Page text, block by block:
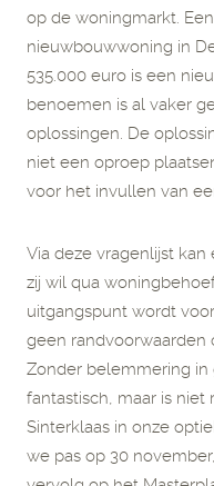
op de woningmarkt.
nieuwbouwwoning in
535.000 euro is een
benoemen is al vaker
oplossingen. De
niet een oproep
voor het invullen van
Via deze vragenlijst
zij wil qua
uitgangspunt wordt
geen randvoorwaarden
Zonder belemmering
fantastisch, maar is niet
Sinterklaas in onze
we pas op 30